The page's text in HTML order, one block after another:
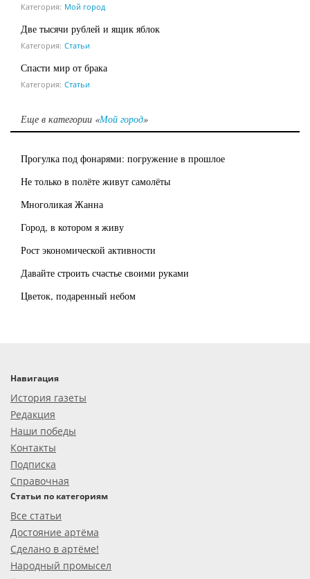
Категория: Мой город
Две тысячи рублей и ящик яблок
Категория: Статьи
Спасти мир от брака
Категория: Статьи
Еще в категории «Мой город»
Прогулка под фонарями: погружение в прошлое
Не только в полёте живут самолёты
Многоликая Жанна
Город, в котором я живу
Рост экономической активности
Давайте строить счастье своими руками
Цветок, подаренный небом
Навигация
История газеты
Редакция
Наши победы
Контакты
Подписка
Справочная
Статьи по категориям
Все статьи
Достояние артёма
Сделано в артёме!
Народный промысел